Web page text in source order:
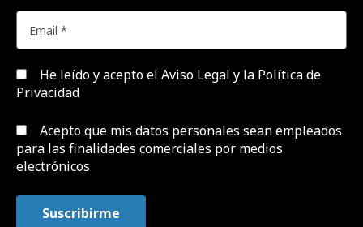
He leído y acepto el Aviso Legal y la Política de
Privacidad
Acepto que mis datos personales sean empleados
para las finalidades comerciales por medios
electrónicos